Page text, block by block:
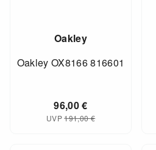
Oakley
Oakley OX8166 816601
96,00€
UVP191,00€